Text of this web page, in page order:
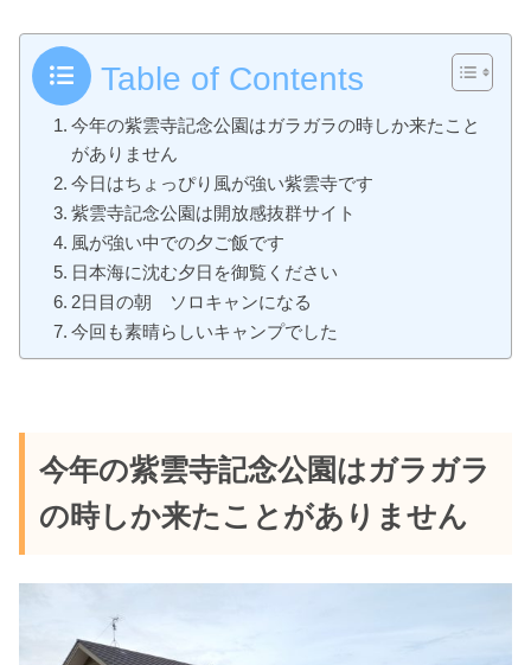
Table of Contents
今年の紫雲寺記念公園はガラガラの時しか来たこと
がありません
今日はちょっぴり風が強い紫雲寺です
紫雲寺記念公園は開放感抜群サイト
風が強い中での夕ご飯です
日本海に沈む夕日を御覧ください
2日目の朝 ソロキャンになる
今回も素晴らしいキャンプでした
今年の紫雲寺記念公園はガラガラ
の時しか来たことがありません